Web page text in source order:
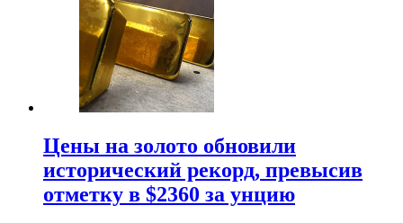
Цены на золото обновили
исторический рекорд, превысив
отметку в $2360 за унцию